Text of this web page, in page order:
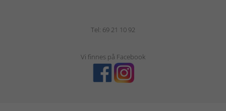
Tel: 69 21 10 92
Vi finnes på Facebook